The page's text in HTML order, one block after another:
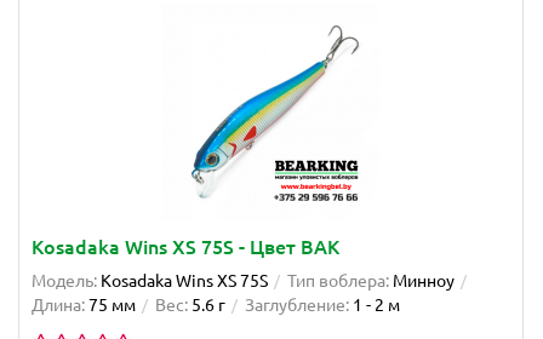
Kosadaka Wins XS 75S - Цвет BAK
Модель: Kosadaka Wins XS 75S Тип воблера: Минноу
Длина:75 мм Вес: 5.6 г Заглубление: 1 - 2 м